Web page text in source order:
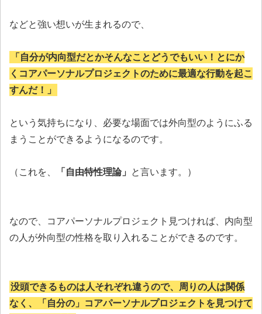
などと強い想いが生まれるので、
「自分が内向型だとかそんなことどうでもいい！とにか
くコアパーソナルプロジェクトのために最適な行動を起こ
すんだ！」
という気持ちになり、必要な場面では外向型のようにふる
まうことができるようになるのです。
（これを、 「自由特性理論」 と言います。）
なので、コアパーソナルプロジェクト見つければ、内向型
の人が外向型の性格を取り入れることができるのです。
没頭できるものは人それぞれ違うので、周りの人は関係
なく、「自分の」コアパーソナルプロジェクトを見つけて